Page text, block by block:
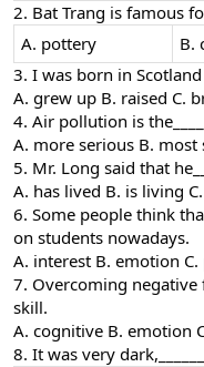
2. Bat Trang is famous
A. pottery
B.
3. I was born in
A. grew up B. raised C.
4. Air pollution is
A. more serious B.
5. Mr. Long said that
A. has lived B. is living
6. Some people think
on students nowadays.
A. interest B. emotion C.
7. Overcoming negative
skill.
A. cognitive B. emotion
8. It was very